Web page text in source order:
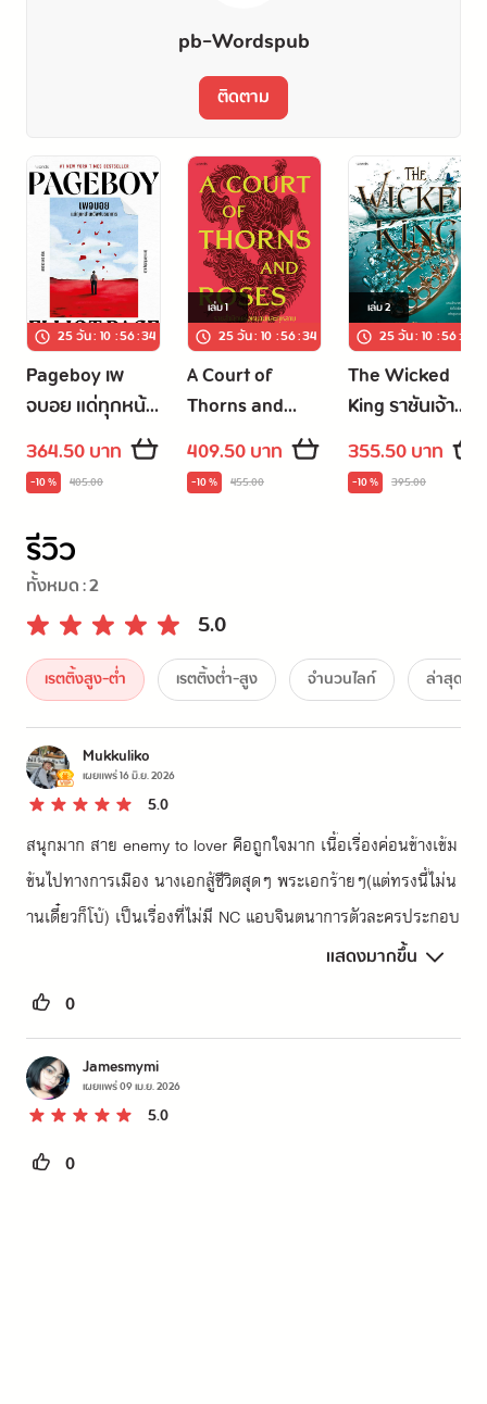
pb-Wordspub
ติดตาม
25 วัน:10:56:33
Pageboy เพ
จบอย แด่ทุกหน้า
เหนือพันธนาการ
364.50 บาท
-10 % 405.00
เล่ม1
25 วัน:10:56:33
A Court of
Thorns and
Roses ราชสำนัก
แห่งหนามและ
กุหลาบ
409.50 บาท
-10 % 455.00
เล่ม2
25 วัน:10:56:
The Wicked
King ราชันเจ้า
อุบาย (The
Cruel Prince
#2)
355.50 บาท
-10 % 395.00
รีวิว
ทั้งหมด :2
5.0
เรตติ้งสูง-ต่ำ เรตติ้งต่ำ-สูง จำนวนไลก์ ล่าสุด
Mukkuliko
เผยแพร่16 มิ.ย. 2026
5.0
สนุกมาก สาย enemy to lover คือถูกใจมาก เนื้อเรื่องค่อนข้างเข้ม
ข้นไปทางการเมือง นางเอกสู้ชีวิตสุดๆ พระเอกร้ายๆ(แต่ทรงนี้ไม่น
านเดี๋ยวก็โบ้) เป็นเรื่องที่ไม่มี NC แอบจินตนาการตัวละครประกอบ
ยากนิดหน่อยเพราะในโลกแฟรี่มันมีหลากหลายเผ่าพันธุ์นอกเหนือ
จากมนุษย์มาก แต่ไม่ได้เป็นอุปสรรคต่อการอ่านเลย สำหรับคนชอ
เบาสมอง เรื่องนี้ไม่เหมาะเท่าไหร่ ตอนนี้ตื่นเต้นมากอยากอ่านเล่ม
2 ต่อเร็วๆ
แสดงมากขึ้น
0
Jamesmymi
เผยแพร่09 เม.ย. 2026
5.0
0